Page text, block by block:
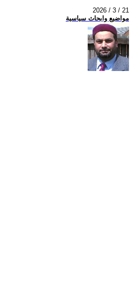
2026 / 3 / 21
مواضيع وابحاث سياسية